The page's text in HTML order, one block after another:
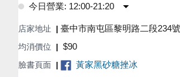
今日營業: 12:00-21:20
店家地址 | 臺中市南屯區黎明路二段234號
均消價位 | $90
臉書頁面 | 黃家黑砂糖挫冰